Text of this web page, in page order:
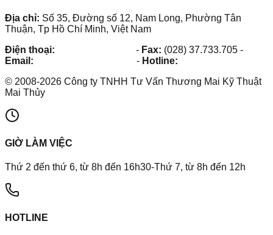
Địa chỉ: Số 35, Đường số 12, Nam Long, Phường Tân
Thuận, Tp Hồ Chí Minh, Việt Nam
Điện thoại:
- Fax: (028) 37.733.705 -
Email:
- Hotline:
© 2008-2026 Công ty TNHH Tư Vấn Thương Mai Kỹ Thuật
Mai Thủy
GIỜ LÀM VIỆC
Thứ 2 đến thứ 6, từ 8h đến 16h30-Thứ 7, từ 8h đến 12h
HOTLINE